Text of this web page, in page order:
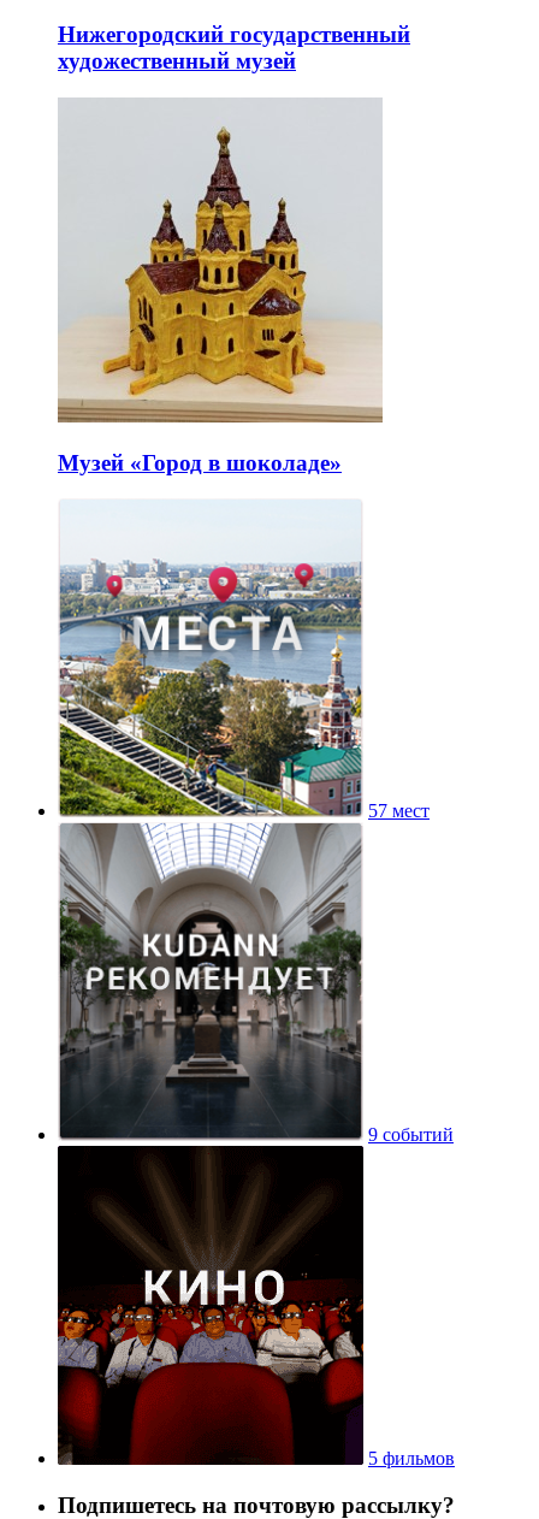
Нижегородский государственный
художественный музей
Музей «Город в шоколаде»
57 мест
9 событий
5 фильмов
Подпишетесь на почтовую рассылку?